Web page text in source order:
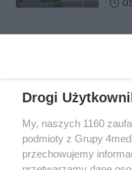
Drogi
My, naszych 1160
podmioty z Grupy
przechowujemy